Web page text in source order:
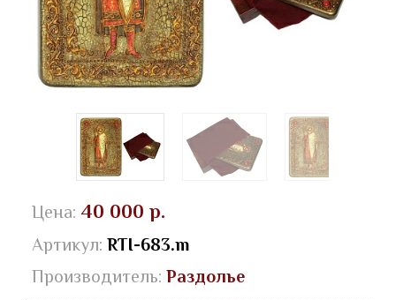
Цена: 40 000 р.
Артикул: RTI-683.m
Производитель: Раздолье